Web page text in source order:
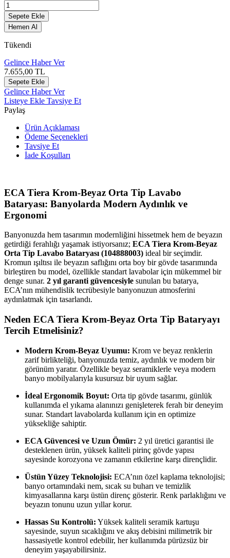
Sepete Ekle
Hemen Al
Tükendi
Gelince Haber Ver
7.655,00 TL
Sepete Ekle
Gelince Haber Ver
Listeye Ekle Tavsiye Et
Paylaş
Ürün Açıklaması
Ödeme Seçenekleri
Tavsiye Et
İade Koşulları
ECA Tiera Krom-Beyaz Orta Tip Lavabo
Bataryası: Banyolarda Modern Aydınlık ve
Ergonomi
Banyonuzda hem tasarımın modernliğini hissetmek hem de beyazın
getirdiği ferahlığı yaşamak istiyorsanız; ECA Tiera Krom-Beyaz
Orta Tip Lavabo Bataryası (104888003) ideal bir seçimdir.
Kromun ışıltısı ile beyazın saflığını orta boy bir gövde tasarımında
birleştiren bu model, özellikle standart lavabolar için mükemmel bir
denge sunar. 2 yıl garanti güvencesiyle sunulan bu batarya,
ECA’nın mühendislik tecrübesiyle banyonuzun atmosferini
aydınlatmak için tasarlandı.
Neden ECA Tiera Krom-Beyaz Orta Tip Bataryayı
Tercih Etmelisiniz?
Modern Krom-Beyaz Uyumu: Krom ve beyaz renklerin
zarif birlikteliği, banyonuzda temiz, aydınlık ve modern bir
görünüm yaratır. Özellikle beyaz seramiklerle veya modern
banyo mobilyalarıyla kusursuz bir uyum sağlar.
İdeal Ergonomik Boyut: Orta tip gövde tasarımı, günlük
kullanımda el yıkama alanınızı genişleterek ferah bir deneyim
sunar. Standart lavabolarda kullanım için en optimize
yüksekliğe sahiptir.
ECA Güvencesi ve Uzun Ömür: 2 yıl üretici garantisi ile
desteklenen ürün, yüksek kaliteli pirinç gövde yapısı
sayesinde korozyona ve zamanın etkilerine karşı dirençlidir.
Üstün Yüzey Teknolojisi: ECA’nın özel kaplama teknolojisi;
banyo ortamındaki nem, sıcak su buharı ve temizlik
kimyasallarına karşı üstün direnç gösterir. Renk parlaklığını ve
beyazın tonunu uzun yıllar korur.
Hassas Su Kontrolü: Yüksek kaliteli seramik kartuşu
sayesinde, suyun sıcaklığını ve akış debisini milimetrik bir
hassasiyetle kontrol edebilir, her kullanımda pürüzsüz bir
deneyim yaşayabilirsiniz.